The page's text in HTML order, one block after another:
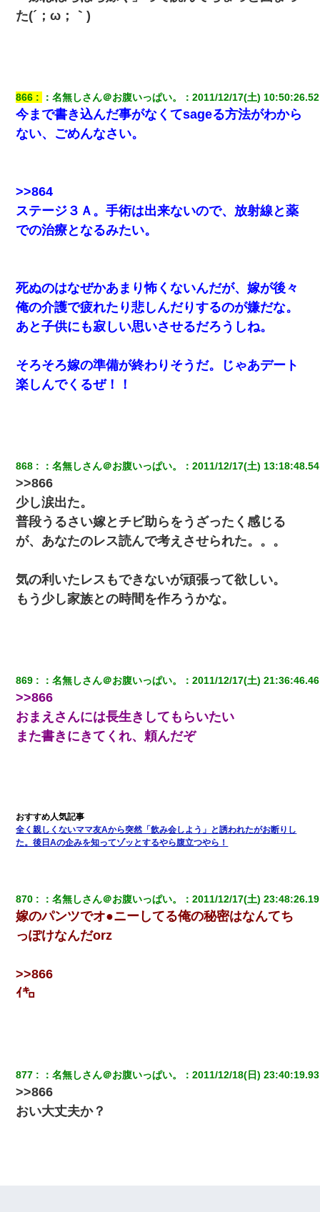
けた
小2の頃、妹と昼寝してたら家が火事になってて気づくと逃げ場が
なかった。妹を抱き締めて「ﾀﾋんじゃうよ」って泣いてたら…
妻が亡くなったんだけど正直ガチで嬉しい
「簡単には辞めさせない」私（どうせ辞めるし…）→ 思いっきり
居酒屋にて。兄の紹介者「お酒飲みなって」私「未成年なので無
デパートの外商『私さんだと名乗る女が、ツケで宝石を買おうと
していて…』私「！？」→ 翌日。ママ友たちの様子が微妙におか
しくなり・・・
【驚愕】私「今まで育てた分のお金返してね(冗談)」息子「はい、
3000万円」→数年後。私「妹が病気になったから援助して欲し
い」→
私「結婚やめるわ」 婚約者「え？なんでなんで？」 → 放置した
結果…｜生活｜ワロタあんてな
友人「酒の勢いで女先輩をホテルに連れ込んだｗｗｗｗｗ」俺
「…」
【まぬけ】夫「離婚だ！」私「わかった。で？」夫「慰謝料
だ！」私「いいけど弁護士通して。私も請求する」夫「」
【復讐】義兄嫁「生活費、足りない分を貸してほしい」私「貸す
（あまりにも希望通り）
【不幸な結婚式】新郎親族「ブスのくせにドレスなんか着ちゃっ
顔引きつってた → そして弟嫁が迎えに来た翌日…
嫁に不倫されたから嫁と不倫相手に1000万の慰謝料請求した
テレワーク上司「会議中はカメラ付けろ！」女社員「え、事前連
た(´；ω；｀)
866 ：名無しさん＠お腹いっぱい。 ：2011/12/17(土) 10:50:26.52
今まで書き込んだ事がなくてsageる方法がわから
ない、ごめんなさい。
>>864
ステージ３Ａ。手術は出来ないので、放射線と薬
での治療となるみたい。
死ぬのはなぜかあまり怖くないんだが、嫁が後々
俺の介護で疲れたり悲しんだりするのが嫌だな。
あと子供にも寂しい思いさせるだろうしね。
そろそろ嫁の準備が終わりそうだ。じゃあデート
楽しんでくるぜ！！
868 ：名無しさん＠お腹いっぱい。 ：2011/12/17(土) 13:18:48.54
>>866
少し涙出た。
普段うるさい嫁とチビ助らをうざったく感じる
が、あなたのレス読んで考えさせられた。。。
気の利いたレスもできないが頑張って欲しい。
もう少し家族との時間を作ろうかな。
869 ：名無しさん＠お腹いっぱい。 ：2011/12/17(土) 21:36:46.46
>>866
おまえさんには長生きしてもらいたい
また書きにきてくれ、頼んだぞ
全く親しくないママ友Aから突然「飲み会しよう」と誘われたがお断りし
た。後日Aの企みを知ってゾッとするやら腹立つやら！
870 ：名無しさん＠お腹いっぱい。 ：2011/12/17(土) 23:48:26.19
嫁のパンツでオ●ニーしてる俺の秘密はなんてち
っぽけなんだorz
>>866
ｲ㌔
877 ：名無しさん＠お腹いっぱい。 ：2011/12/18(日) 23:40:19.93
>>866
おい大丈夫か？